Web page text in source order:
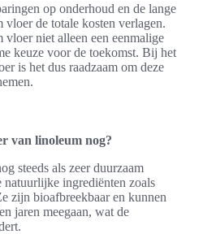
op onderhoud en de lange
de totale kosten verlagen.
niet alleen een eenmalige
keuze voor de toekomst. Bij het
is het dus raadzaam om deze
van linoleum nog?
steeds als zeer duurzaam
ingrediënten zoals
zijn bioafbreekbaar en kunnen
jaren meegaan, wat de